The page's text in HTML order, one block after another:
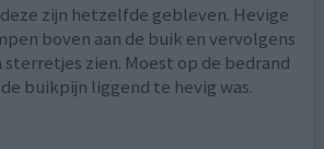
zijn hetzelfde gebleven. Hevige
boven aan de buik en vervolgens
zien. Moest op de bedrand
buikpijn liggend te hevig was.